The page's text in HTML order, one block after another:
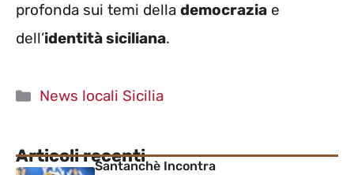
profonda sui temi della democrazia e
dell’identità siciliana.
Categorie
News locali Sicilia
Articoli recentiSantanchè Incontra